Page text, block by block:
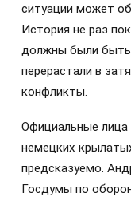
ситуации может
История не раз
должны были
перерастали в
конфликты.
Официальные лица
немецких
предсказуемо.
Госдумы по